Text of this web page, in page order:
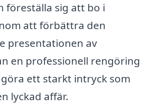
föreställa sig att bo i
att förbättra den
presentationen av
en professionell rengöring
ett starkt intryck som
lyckad affär.